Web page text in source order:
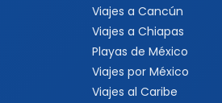
Viajes a Cancún
Viajes a Chiapas
Playas de México
Viajes por México
Viajes al Caribe